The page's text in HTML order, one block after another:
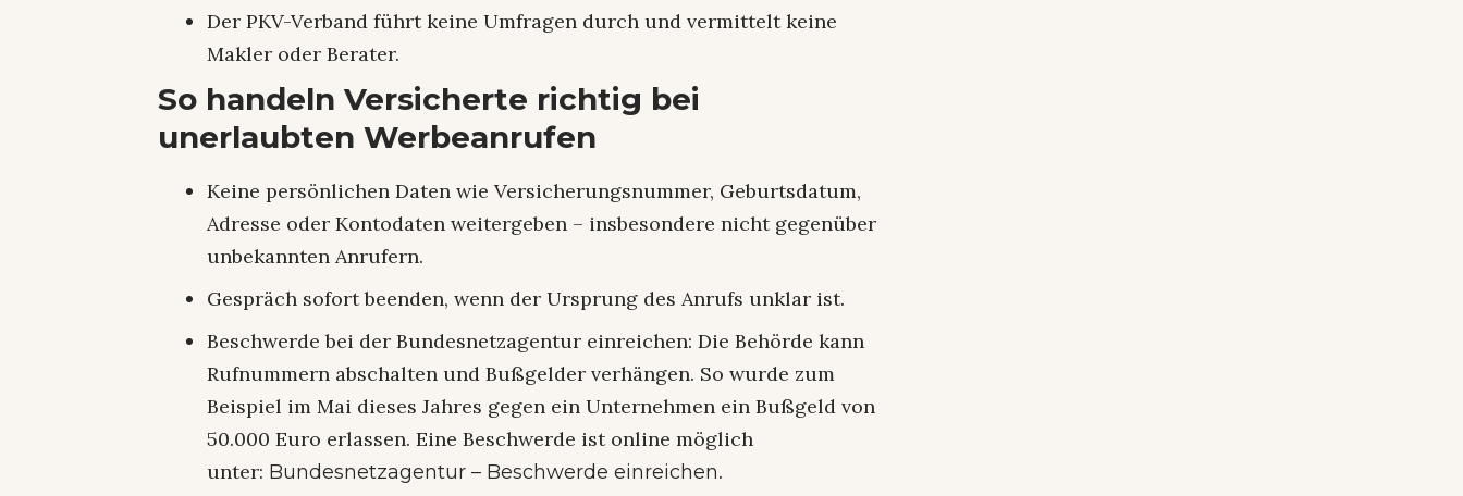
Der PKV-Verband führt keine Umfragen durch und vermittelt keine
Makler oder Berater.
So handeln Versicherte richtig bei
unerlaubten Werbeanrufen
Keine persönlichen Daten wie Versicherungsnummer, Geburtsdatum,
Adresse oder Kontodaten weitergeben – insbesondere nicht gegenüber
unbekannten Anrufern.
Gespräch sofort beenden, wenn der Ursprung des Anrufs unklar ist.
Beschwerde bei der Bundesnetzagentur einreichen: Die Behörde kann
Rufnummern abschalten und Bußgelder verhängen. So wurde zum
Beispiel im Mai dieses Jahres gegen ein Unternehmen ein Bußgeld von
50.000 Euro erlassen. Eine Beschwerde ist online möglich
unter: Bundesnetzagentur – Beschwerde einreichen.